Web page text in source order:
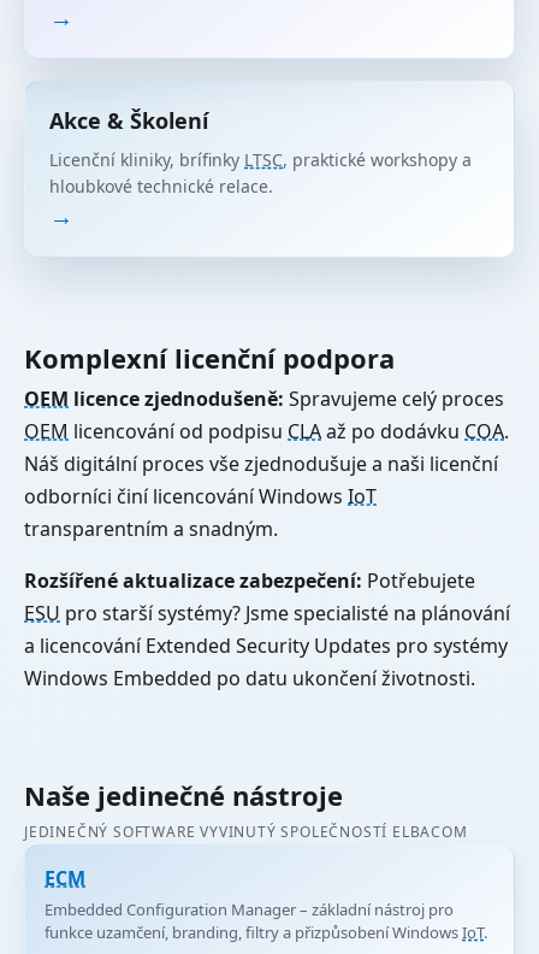
→
Akce & Školení
Licenční kliniky, brífinky LTSC, praktické workshopy a
hloubkové technické relace.
→
Komplexní licenční podpora
OEM licence zjednodušeně: Spravujeme celý proces
OEM licencování od podpisu CLAaž po dodávku COA.
Náš digitální proces vše zjednodušuje a naši licenční
odborníci činí licencování Windows IoT
transparentním a snadným.
Rozšířené aktualizace zabezpečení: Potřebujete
ESU pro starší systémy? Jsme specialisté na plánování
a licencování Extended Security Updates pro systémy
Windows Embedded po datu ukončení životnosti.
Naše jedinečné nástroje
JEDINEČNÝ SOFTWARE VYVINUTÝ SPOLEČNOSTÍ ELBACOM
ECM
Embedded Configuration Manager – základní nástroj pro
funkce uzamčení, branding, filtry a přizpůsobení WindowsIoT.